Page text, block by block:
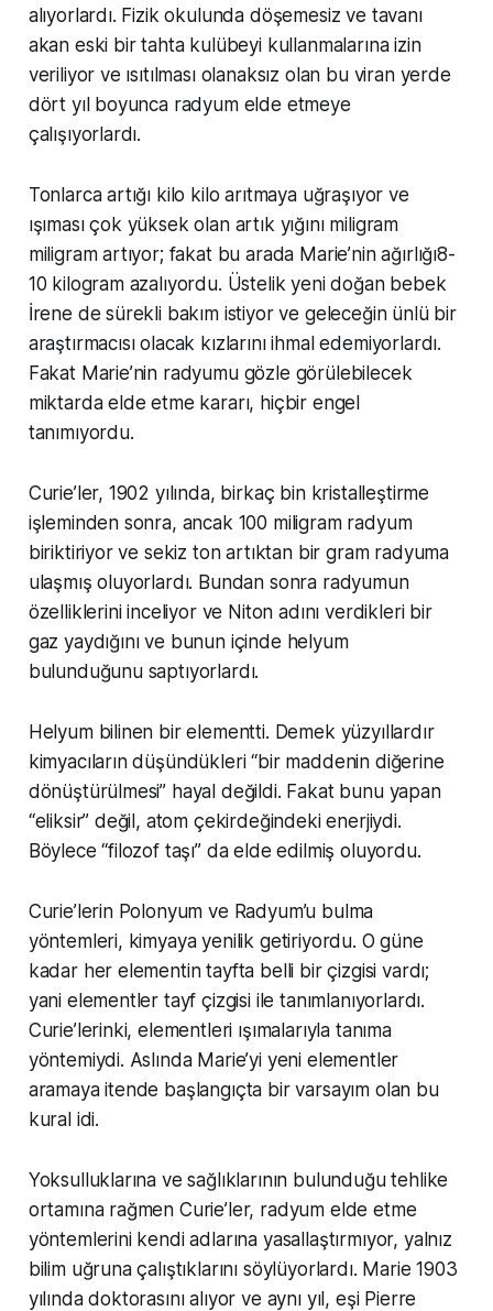
alıyorlardı. Fizik okulunda döşemesiz ve tavanı
akan eski bir tahta kulübeyi kullanmalarına izin
veriliyor ve ısıtılması olanaksız olan bu viran yerde
dört yıl boyunca radyum elde etmeye
çalışıyorlardı.
Tonlarca artığı kilo kilo arıtmaya uğraşıyor ve
ışıması çok yüksek olan artık yığını miligram
miligram artıyor; fakat bu arada Marie’nin ağırlığı8-
10 kilogram azalıyordu. Üstelik yeni doğan bebek
İrene de sürekli bakım istiyor ve geleceğin ünlü bir
araştırmacısı olacak kızlarını ihmal edemiyorlardı.
Fakat Marie’nin radyumu gözle görülebilecek
miktarda elde etme kararı, hiçbir engel
tanımıyordu.
Curie’ler, 1902 yılında, birkaç bin kristalleştirme
işleminden sonra, ancak 100 miligram radyum
biriktiriyor ve sekiz ton artıktan bir gram radyuma
ulaşmış oluyorlardı. Bundan sonra radyumun
özelliklerini inceliyor ve Niton adını verdikleri bir
gaz yaydığını ve bunun içinde helyum
bulunduğunu saptıyorlardı.
Helyum bilinen bir elementti. Demek yüzyıllardır
kimyacıların düşündükleri “bir maddenin diğerine
dönüştürülmesi” hayal değildi. Fakat bunu yapan
“eliksir” değil, atom çekirdeğindeki enerjiydi.
Böylece “filozof taşı” da elde edilmiş oluyordu.
Curie’lerin Polonyum ve Radyum’u bulma
yöntemleri, kimyaya yenilik getiriyordu. O güne
kadar her elementin tayfta belli bir çizgisi vardı;
yani elementler tayf çizgisi ile tanımlanıyorlardı.
Curie’lerinki, elementleri ışımalarıyla tanıma
yöntemiydi. Aslında Marie’yi yeni elementler
aramaya itende başlangıçta bir varsayım olan bu
kural idi.
Yoksulluklarına ve sağlıklarının bulunduğu tehlike
ortamına rağmen Curie’ler, radyum elde etme
yöntemlerini kendi adlarına yasallaştırmıyor, yalnız
bilim uğruna çalıştıklarını söylüyorlardı. Marie 1903
yılında doktorasını alıyor ve aynı yıl, eşi Pierre